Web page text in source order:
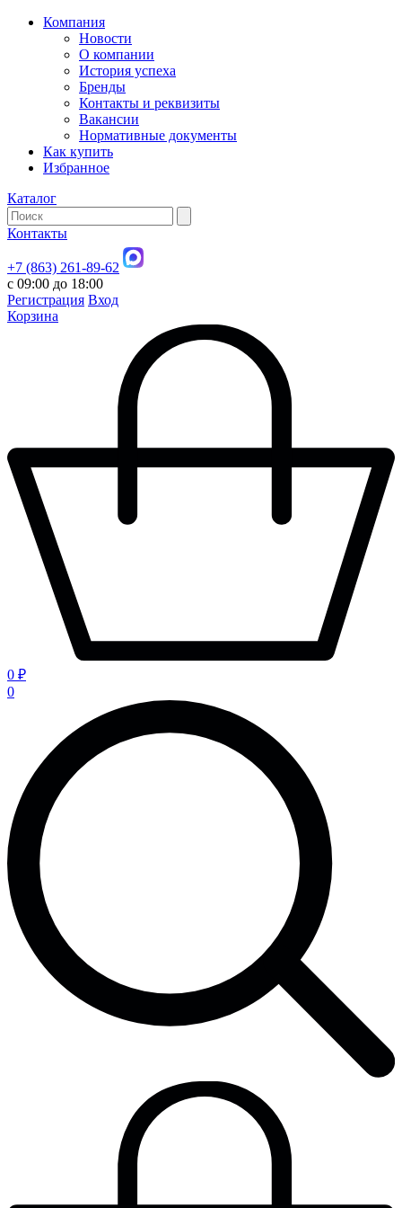
Компания
Новости
О компании
История успеха
Бренды
Контакты и реквизиты
Вакансии
Нормативные документы
Как купить
Избранное
Каталог
Контакты
+7 (863) 261-89-62
с 09:00 до 18:00
Регистрация Вход
Корзина
0 ₽
0